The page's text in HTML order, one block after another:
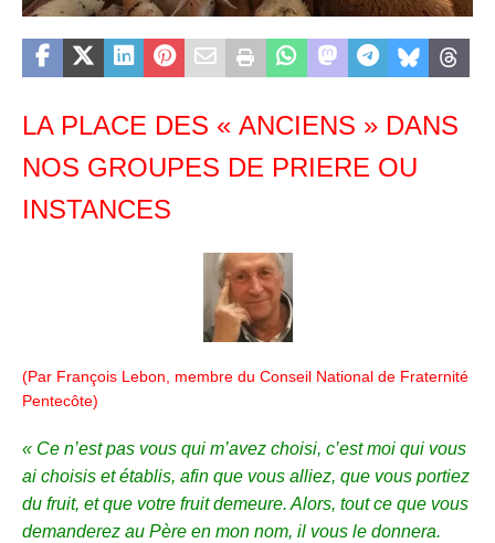
LA PLACE DES « ANCIENS » DANS
NOS GROUPES DE PRIERE OU
INSTANCES
(Par François Lebon, membre du Conseil National de Fraternité
Pentecôte)
« Ce n’est pas vous qui m’avez choisi, c’est moi qui vous
ai choisis et établis, afin que vous alliez, que vous portiez
du fruit, et que votre fruit demeure. Alors, tout ce que vous
demanderez au Père en mon nom, il vous le donnera.